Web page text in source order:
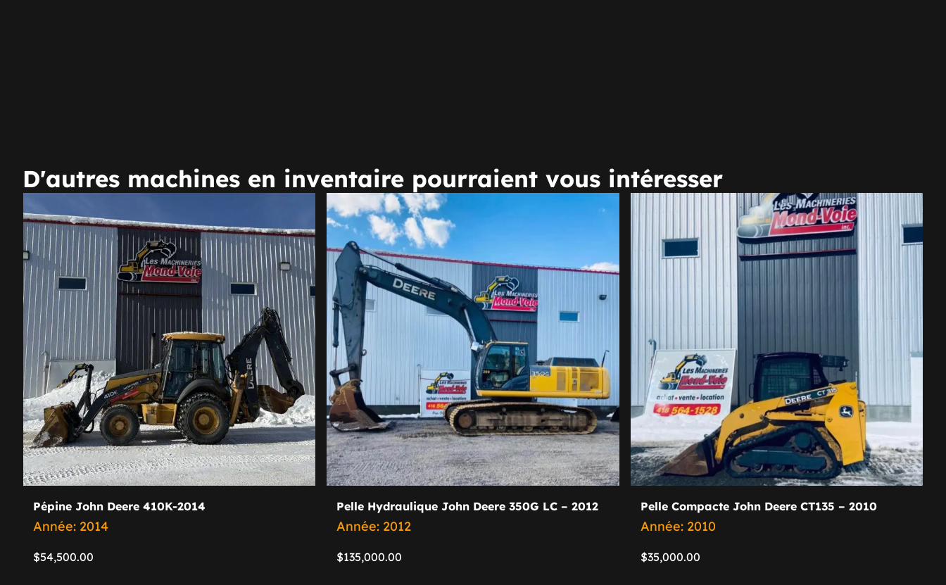
D'autres machines en inventaire pourraient vous intéresser
Pépine John Deere 410K-2014
Année: 2014
$54,500.00
Pelle Hydraulique John Deere 350G LC – 2012
Année: 2012
$135,000.00
Pelle Compacte John Deere CT135 – 2010
Année: 2010
$35,000.00